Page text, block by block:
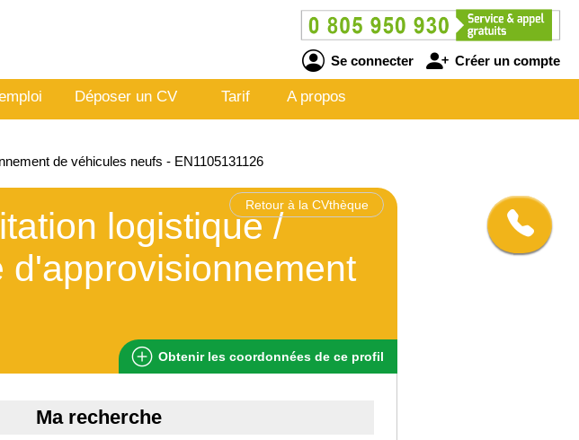
Se connecter Créer un compte
Déposer un CV Tarif A propos
de véhicules neufs - EN1105131126
Retour à la CVthèque
logistique /
Obtenir les coordonnées de ce profil
Ma recherche